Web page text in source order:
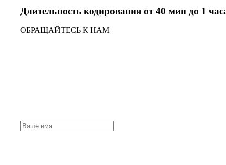
Длительность кодирования от 40 мин до 1
ОБРАЩАЙТЕСЬ К НАМ